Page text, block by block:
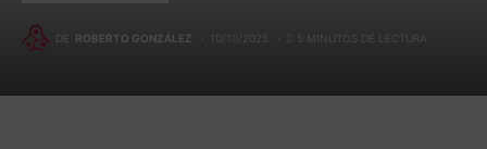
DE ROBERTO GONZÁLEZ 10/10/2025 5 MINUTOS DE LECTURA